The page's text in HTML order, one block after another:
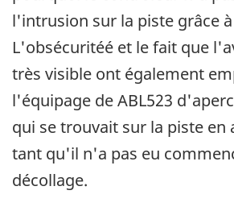
l'intrusion sur la piste grâce à
L'obsécuritéé et le fait que
très visible ont également
l'équipage de ABL523
qui se trouvait sur la piste en
tant qu'il n'a pas eu
décollage.